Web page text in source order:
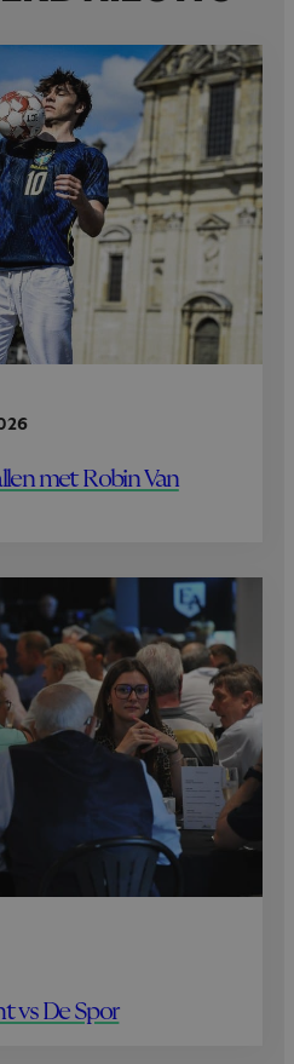
met Robin Van
vs De Spor